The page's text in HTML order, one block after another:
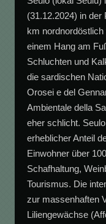
(31.12.2024) in
km
einem Hang am
Schluchten und
die sardischen
Orosei e del
Ambientale della
eher schlicht.
erheblicher Anteil
Einwohner über
Schafhaltung,
Tourismus. Die
zur massenhaften
Liliengewächse